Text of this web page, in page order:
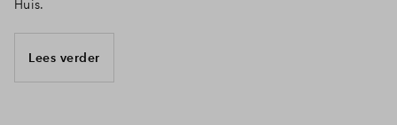
Huis.
Lees verder